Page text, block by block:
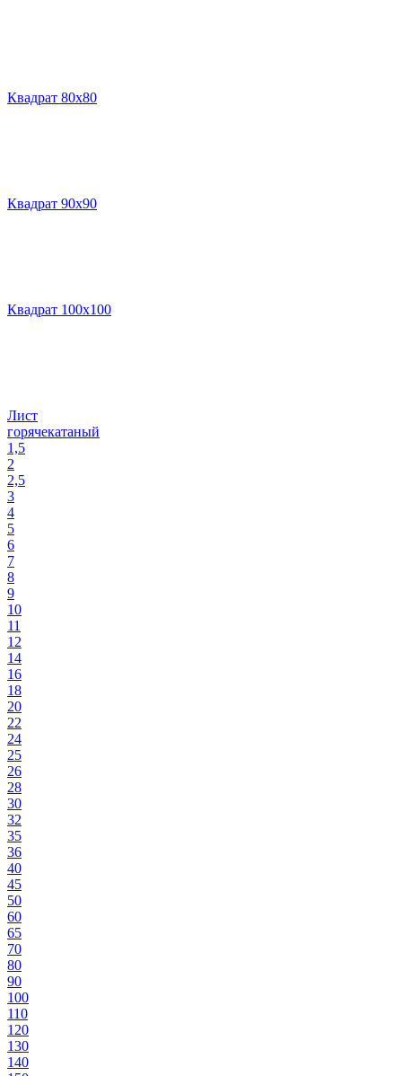
Квадрат 80х80
Квадрат 90х90
Квадрат 100х100
Лист
горячекатаный
1,5
2
2,5
3
4
5
6
7
8
9
10
11
12
14
16
18
20
22
24
25
26
28
30
32
35
36
40
45
50
60
65
70
80
90
100
110
120
130
140